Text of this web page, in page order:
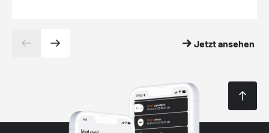
Jetzt ansehen